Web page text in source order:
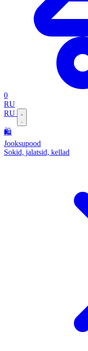
0
RU
RU
🛍️
Jooksupood
Sokid, jalatsid, kellad